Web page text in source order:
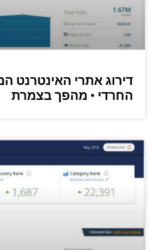
דירוג אתרי האינטרנט
החרדי • מהפך בצמרת